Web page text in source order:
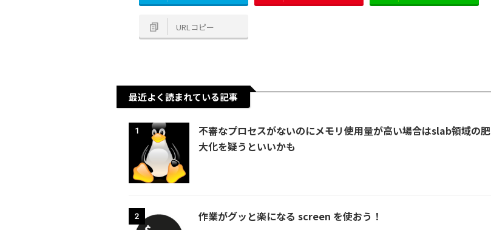
URLコピー
最近よく読まれている記事
1
不審なプロセスがないのにメモリ使用量が高い場合はslab領域の肥
大化を疑うといいかも
2 作業がグッと楽になる screen を使おう！